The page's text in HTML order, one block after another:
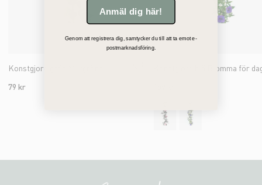
Konstgjord grön Murgröna
79 kr
Konstgjord blå Blomma för
Anmäl dig här!
Genom att registrera dig, samtycker du till att ta emot e-
postmarknadsföring.